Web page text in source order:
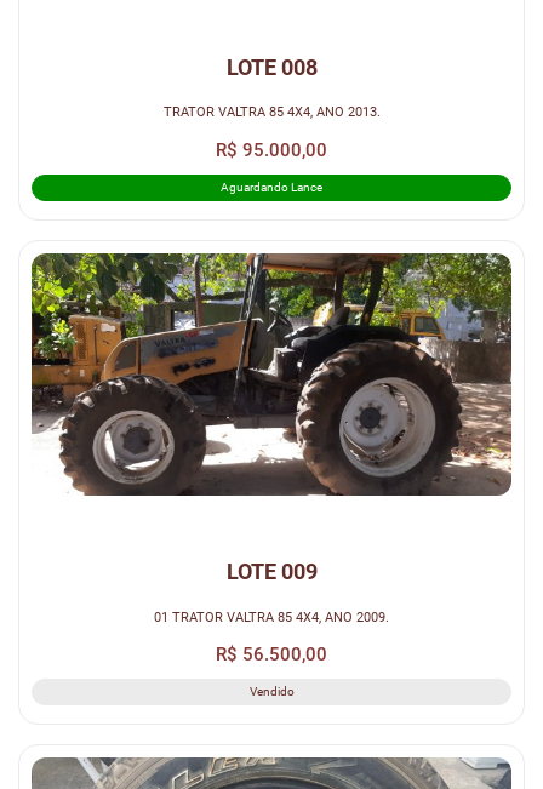
LOTE 008
TRATOR VALTRA 85 4X4, ANO 2013.
R$ 95.000,00
Aguardando Lance
LOTE 009
01 TRATOR VALTRA 85 4X4, ANO 2009.
R$ 56.500,00
Vendido